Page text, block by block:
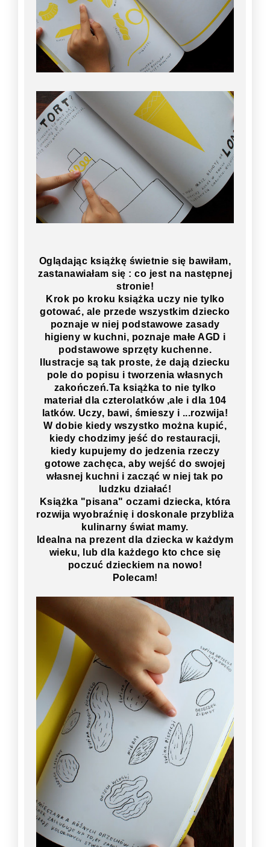
Oglądając książkę świetnie się bawiłam,
zastanawiałam się : co jest na następnej
stronie!
Krok po kroku książka uczy nie tylko
gotować, ale przede wszystkim dziecko
poznaje w niej podstawowe zasady
higieny w kuchni, poznaje małe AGD i
podstawowe sprzęty kuchenne.
Ilustracje są tak proste, że dają dziecku
pole do popisu i tworzenia własnych
zakończeń.Ta książka to nie tylko
materiał dla czterolatków ,ale i dla 104
latków. Uczy, bawi, śmieszy i ...rozwija!
W dobie kiedy wszystko można kupić,
kiedy chodzimy jeść do restauracji,
kiedy kupujemy do jedzenia rzeczy
gotowe zachęca, aby wejść do swojej
własnej kuchni i zacząć w niej tak po
ludzku działać!
Książka "pisana" oczami dziecka, która
rozwija wyobraźnię i doskonale przybliża
kulinarny świat mamy.
Idealna na prezent dla dziecka w każdym
wieku, lub dla każdego kto chce się
poczuć dzieckiem na nowo!
Polecam!